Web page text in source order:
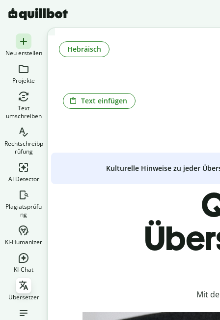
Neu erstellen
Projekte
Text
umschreiben
Rechtschreibp
rüfung
AI Detector
Plagiatsprüfu
ng
KI-Humanizer
KI-Chat
Übersetzer
Text einfügen
Hebräisch
Kulturelle Hinweise zu jeder
Mit